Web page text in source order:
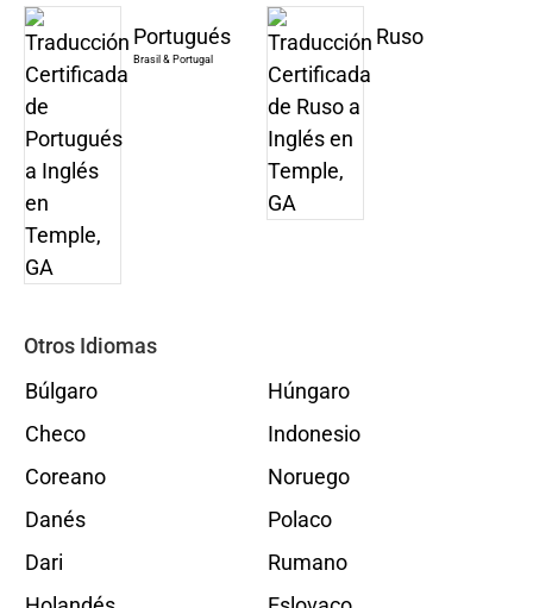
Portugués
Brasil & Portugal
Ruso
Otros Idiomas
Búlgaro
Checo
Coreano
Danés
Dari
Húngaro
Indonesio
Noruego
Polaco
Rumano